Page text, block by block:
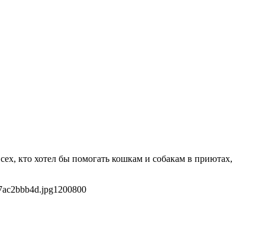
кто хотел бы помогать кошкам и собакам в приютах,
1200800